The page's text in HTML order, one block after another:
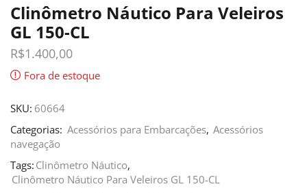
Clinômetro Náutico Para Veleiros
GL 150-CL
R$1.400,00
Fora de estoque
SKU: 60664
Categorias: Acessórios para Embarcações, Acessórios
navegação
Tags: Clinômetro Náutico,
Clinômetro Náutico Para Veleiros GL 150-CL